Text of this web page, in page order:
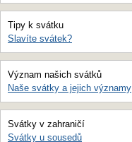
Tipy k svátku
Slavíte svátek?
Význam našich svátků
Naše svátky a jejich významy
Svátky v zahraničí
Svátky u sousedů